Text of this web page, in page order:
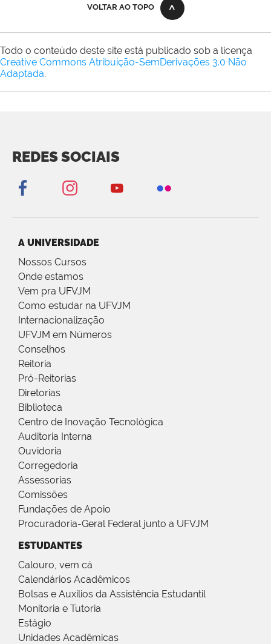
VOLTAR AO TOPO
Todo o conteúdo deste site está publicado sob a licença
Creative Commons Atribuição-SemDerivações 3.0 Não
Adaptada.
REDES SOCIAIS
A UNIVERSIDADE
Nossos Cursos
Onde estamos
Vem pra UFVJM
Como estudar na UFVJM
Internacionalização
UFVJM em Números
Conselhos
Reitoria
Pró-Reitorias
Diretorias
Biblioteca
Centro de Inovação Tecnológica
Auditoria Interna
Ouvidoria
Corregedoria
Assessorias
Comissões
Fundações de Apoio
Procuradoria-Geral Federal junto a UFVJM
ESTUDANTES
Calouro, vem cá
Calendários Acadêmicos
Bolsas e Auxílios da Assistência Estudantil
Monitoria e Tutoria
Estágio
Unidades Acadêmicas